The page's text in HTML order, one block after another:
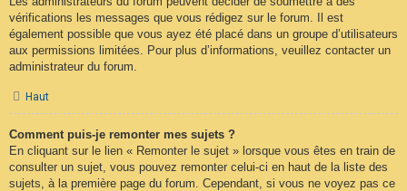
vérifications les messages que vous rédigez sur le forum. Il est
également possible que vous ayez été placé dans un groupe d’utilisateurs
aux permissions limitées. Pour plus d’informations, veuillez contacter un
administrateur du forum.
Haut
Comment puis-je remonter mes sujets ?
En cliquant sur le lien « Remonter le sujet » lorsque vous êtes en train de
consulter un sujet, vous pouvez remonter celui-ci en haut de la liste des
sujets, à la première page du forum. Cependant, si vous ne voyez pas ce